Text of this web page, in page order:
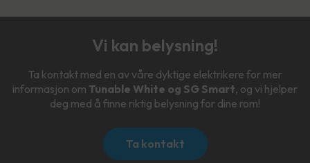
Vi kan belysning!
Ta kontakt med en av våre dyktige elektrikere for mer
informasjon om Tunable White og SG Smart, og vi hjelper
deg med å finne riktig belysning for dine rom!
Ta kontakt